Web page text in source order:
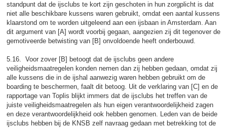
standpunt dat de ijsclubs te kort zijn geschoten in hun zorgplicht is dat
niet alle beschikbare kussens waren gebruikt, omdat een aantal kussens
klaarstond om te worden uitgeleend aan een ijsbaan in Amsterdam. Aan
dit argument van [A] wordt voorbij gegaan, aangezien zij dit tegenover de
gemotiveerde betwisting van [B] onvoldoende heeft onderbouwd.
5.16. Voor zover [B] betoogt dat de ijsclubs geen andere
veiligheidsmaatregelen konden nemen dan zij hebben gedaan, omdat zij
alle kussens die in de ijshal aanwezig waren hebben gebruikt om de
boarding te beschermen, faalt dit betoog. Uit de verklaring van [C] en de
rapportage van Toplis blijkt immers dat de ijsclubs het treffen van de
juiste veiligheidsmaatregelen als hun eigen verantwoordelijkheid zagen
en deze verantwoordelijkheid ook hebben genomen. Leden van de beide
ijsclubs hebben bij de KNSB zelf navraag gedaan met betrekking tot de